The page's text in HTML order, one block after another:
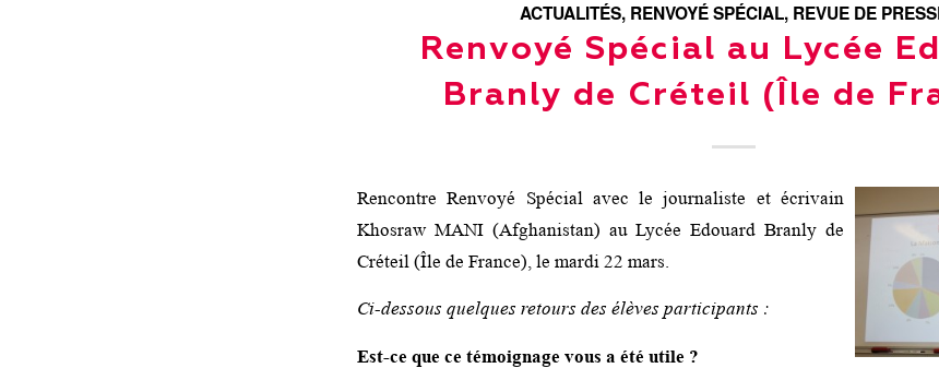
ACTUALITÉS, RENVOYÉ SPÉCIAL, REVUE DE
Renvoyé Spécial au Lycée
Branly de Créteil (Île de
Rencontre Renvoyé Spécial avec le journaliste et écrivain
Khosraw MANI (Afghanistan) au Lycée Edouard Branly de
Créteil (Île de France), le mardi 22 mars.
Ci-dessous quelques retours des élèves participants :
Est-ce que ce témoignage vous a été utile ?